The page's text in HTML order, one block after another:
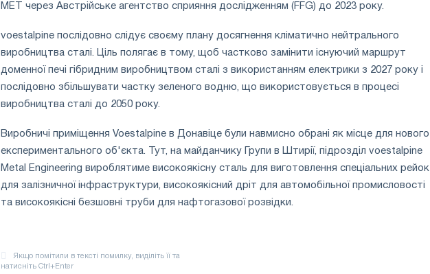
MET через Австрійське агентство сприяння дослідженням (FFG) до 2023 року.
voestalpine послідовно слідує своєму плану досягнення кліматично нейтрального
виробництва сталі. Ціль полягає в тому, щоб частково замінити існуючий маршрут
доменної печі гібридним виробництвом сталі з використанням електрики з 2027 року і
послідовно збільшувати частку зеленого водню, що використовується в процесі
виробництва сталі до 2050 року.
Виробничі приміщення Voestalpine в Донавіце були навмисно обрані як місце для нового
експериментального об'єкта. Тут, на майданчику Групи в Штирії, підрозділ voestalpine
Metal Engineering вироблятиме високоякісну сталь для виготовлення спеціальних рейок
для залізничної інфраструктури, високоякісний дріт для автомобільної промисловості
та високоякісні безшовні труби для нафтогазової розвідки.